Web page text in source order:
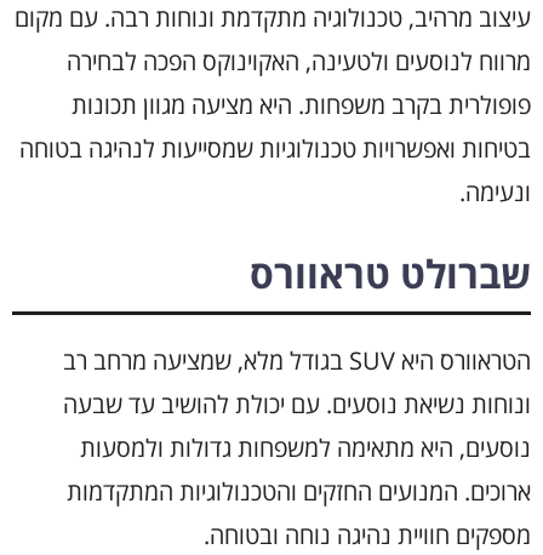
עיצוב מרהיב, טכנולוגיה מתקדמת ונוחות רבה. עם מקום
מרווח לנוסעים ולטעינה, האקוינוקס הפכה לבחירה
פופולרית בקרב משפחות. היא מציעה מגוון תכונות
בטיחות ואפשרויות טכנולוגיות שמסייעות לנהיגה בטוחה
ונעימה.
שברולט טראוורס
הטראוורס היא SUV בגודל מלא, שמציעה מרחב רב
ונוחות נשיאת נוסעים. עם יכולת להושיב עד שבעה
נוסעים, היא מתאימה למשפחות גדולות ולמסעות
ארוכים. המנועים החזקים והטכנולוגיות המתקדמות
מספקים חוויית נהיגה נוחה ובטוחה.